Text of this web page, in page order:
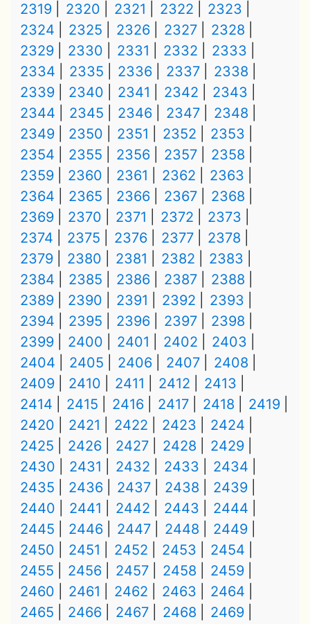
2319
2320 2321 2322
2323
2324
2325 2326 2327
2328
2329
2330 2331 2332
2333
2334
2335 2336 2337
2338
2339
2340 2341 2342
2343
2344
2345 2346 2347
2348
2349
2350 2351 2352
2353
2354
2355 2356 2357
2358
2359
2360 2361 2362
2363
2364
2365 2366 2367
2368
2369
2370 2371 2372
2373
2374
2375 2376 2377
2378
2379
2380 2381 2382
2383
2384
2385 2386 2387
2388
2389
2390 2391 2392
2393
2394
2395 2396 2397
2398
2399
2400 2401 2402
2403
2404
2405 2406 2407
2408
2409
2410 2411 2412
2413
2414
2415 2416 2417 2418
2419
2420
2421 2422 2423
2424
2425
2426 2427 2428
2429
2430
2431 2432 2433
2434
2435
2436 2437 2438
2439
2440
2441 2442 2443
2444
2445
2446 2447 2448
2449
2450
2451 2452 2453
2454
2455
2456 2457 2458
2459
2460
2461 2462 2463
2464
2465
2466 2467 2468
2469